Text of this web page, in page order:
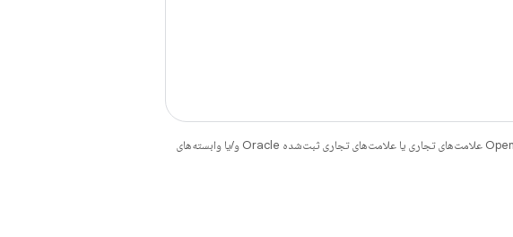
هستند. جاوا و OpenJDK علامت‌های تجاری یا علامت‌های تجاری ثبت‌شده Oracle و/یا وابسته‌های